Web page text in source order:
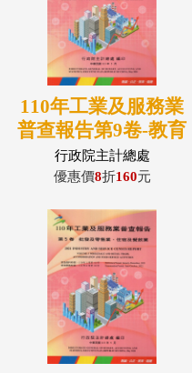
110年工業及服務業
普查報告第9卷-教育
業、醫療保健及社會
工作服務業、藝術娛
他服務業
行政院主計總處
優惠價8折160元